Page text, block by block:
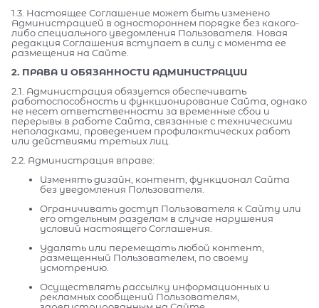
1.3. Настоящее Соглашение может быть изменено
Администрацией в одностороннем порядке без какого-
либо специального уведомления Пользователя. Новая
редакция Соглашения вступает в силу с момента ее
размещения на Сайте.
2. ПРАВА И ОБЯЗАННОСТИ АДМИНИСТРАЦИИ
2.1. Администрация обязуется обеспечивать
работоспособность и функционирование Сайта, однако
не несет ответственности за временные сбои и
перерывы в работе Сайта, связанные с техническими
неполадками, проведением профилактических работ
или действиями третьих лиц.
2.2. Администрация вправе:
Изменять дизайн, контент, функционал Сайта
без уведомления Пользователя.
Ограничивать доступ Пользователя к Сайту или
его отдельным разделам в случае нарушения
условий настоящего Соглашения.
Удалять или перемещать любой контент,
размещенный Пользователем, по своему
усмотрению.
Осуществлять рассылку информационных и
рекламных сообщений Пользователям,